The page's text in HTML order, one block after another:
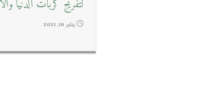
لتفريج كربات الدنيا
يناير 18, 2021